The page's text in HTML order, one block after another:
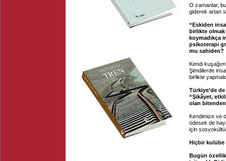
O zamanlar,
giderek artan
“Eskiden
birlikte olmak
koymadıkça
psikoterapi
mu sahiden?
Kendi
Şimdilerde
birlikte
Türkiye’de
“Şikâyet,
olan
Kendimize ve
ödesek de
için
Hiçbir kulübe
Bugün